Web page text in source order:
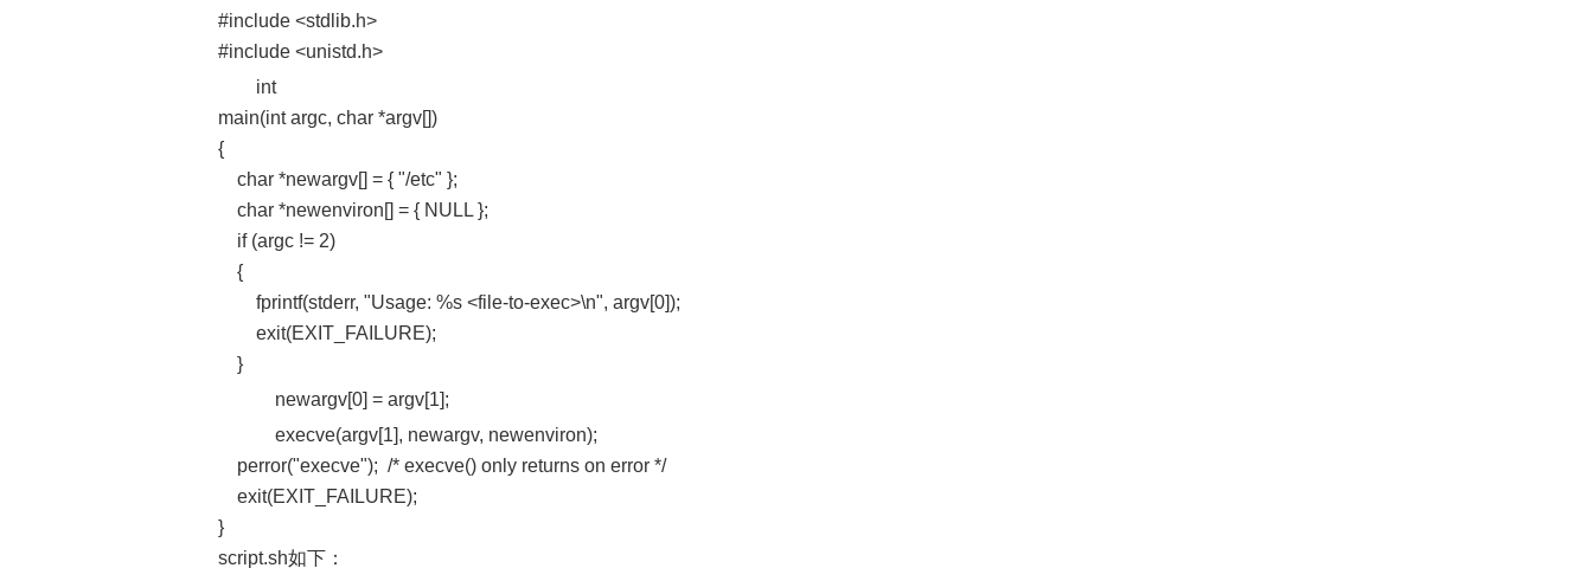
#include <stdlib.h>
#include <unistd.h>
int
main(int argc, char *argv[])
{
char *newargv[] = { "/etc" };
char *newenviron[] = { NULL };
if (argc != 2)
{
fprintf(stderr, "Usage: %s <file-to-exec>\n", argv[0]);
exit(EXIT_FAILURE);
}
newargv[0] = argv[1];
execve(argv[1], newargv, newenviron);
perror("execve"); /* execve() only returns on error */
exit(EXIT_FAILURE);
}
script.sh如下：